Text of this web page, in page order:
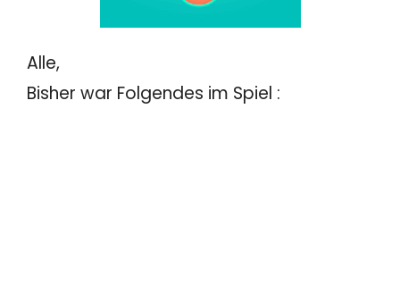
Alle,
Bisher war Folgendes im Spiel :